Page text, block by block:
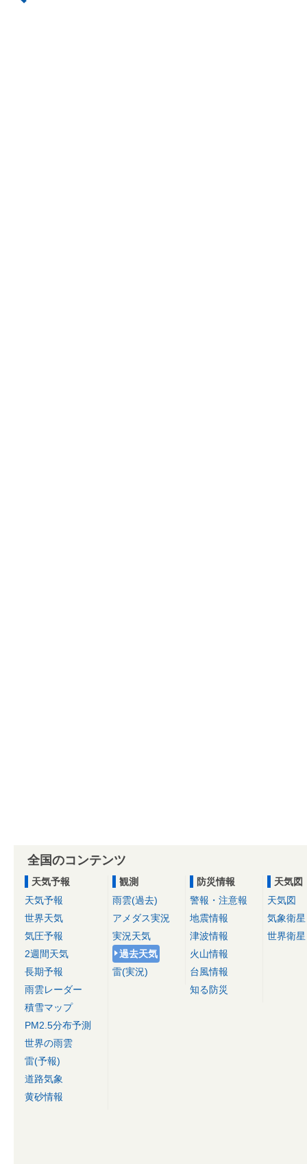
全国のコンテンツ
天気予報
天気予報
世界天気
気圧予報
2週間天気
長期予報
雨雲レーダー
積雪マップ
PM2.5分布予測
世界の雨雲
雷(予報)
道路気象
黄砂情報
観測
雨雲(過去)
アメダス実況
実況天気
過去天気
雷(実況)
防災情報
警報・注意報
地震情報
津波情報
火山情報
台風情報
知る防災
天気図
天気図
気象衛星
世界衛星